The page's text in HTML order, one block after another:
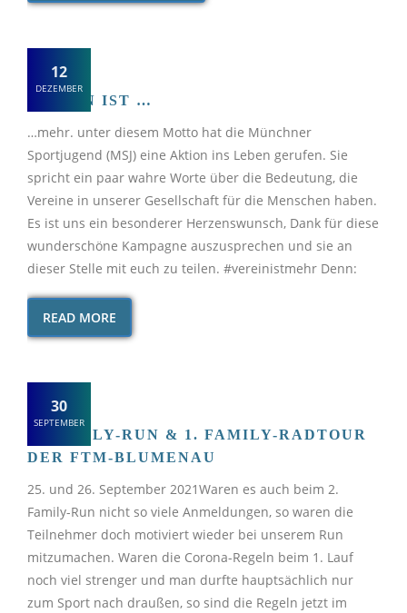
VEREIN IST …
12
DEZEMBER
…mehr. unter diesem Motto hat die Münchner
Sportjugend (MSJ) eine Aktion ins Leben gerufen. Sie
spricht ein paar wahre Worte über die Bedeutung, die
Vereine in unserer Gesellschaft für die Menschen haben.
Es ist uns ein besonderer Herzenswunsch, Dank für diese
wunderschöne Kampagne auszusprechen und sie an
dieser Stelle mit euch zu teilen. #vereinistmehr Denn:
READ MORE
2. FAMILY-RUN & 1. FAMILY-RADTOUR
DER FTM-BLUMENAU
30
SEPTEMBER
25. und 26. September 2021Waren es auch beim 2.
Family-Run nicht so viele Anmeldungen, so waren die
Teilnehmer doch motiviert wieder bei unserem Run
mitzumachen. Waren die Corona-Regeln beim 1. Lauf
noch viel strenger und man durfte hauptsächlich nur
zum Sport nach draußen, so sind die Regeln jetzt im